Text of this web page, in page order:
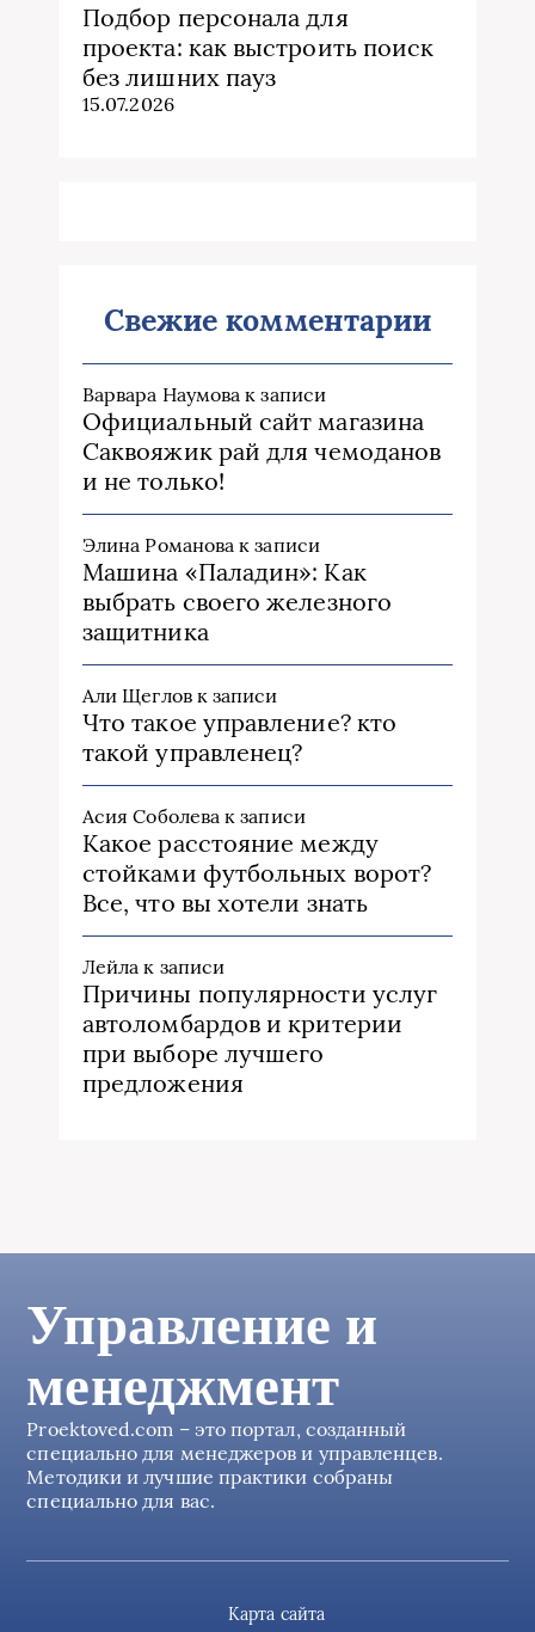
Подбор персонала для
проекта: как выстроить поиск
без лишних пауз
15.07.2026
Свежие комментарии
Варвара Наумова к записи
Официальный сайт магазина
Саквояжик рай для чемоданов
и не только!
Элина Романова к записи
Машина «Паладин»: Как
выбрать своего железного
защитника
Али Щегловк записи
Что такое управление? кто
такой управленец?
Асия Соболева к записи
Какое расстояние между
стойками футбольных ворот?
Все, что вы хотели знать
Лейла к записи
Причины популярности услуг
автоломбардов и критерии
при выборе лучшего
предложения
Управление и
менеджмент
Proektoved.com – это портал, созданный
специально для менеджеров и управленцев.
Методики и лучшие практики собраны
специально для вас.
Карта сайта